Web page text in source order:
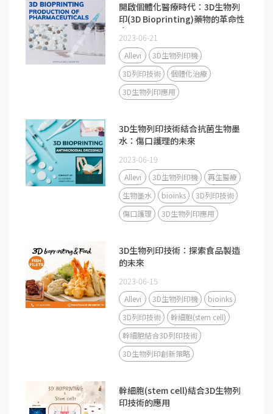
開啟個體化醫療時代：3D生物列
印(3D Bioprinting)藥物的革命性
應用
2023-06-21
Allevi
3D生物列印機
3D列印技術
個體化治療
3D生物列印應用
3D生物列印技術結合抗菌生物墨
水：傷口護理的未來
2023-06-19
Allevi 3D生物列印機
再生醫療
生物墨水
bioinks
3D列印技術
傷口護理
3D生物列印應用
3D生物列印技術：探索食品製造
的未來
2023-06-15
Allevi 3D生物列印機
bioinks
3D列印技術
幹細胞(stem cell)
幹細胞結合3D列印技術
3D生物列印創新策略
幹細胞(stem cell)結合3D生物列
印技術的應用